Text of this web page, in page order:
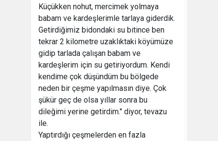
Küçükken nohut, mercimek yolmaya
babam ve kardeşlerimle tarlaya giderdik.
Getirdiğimiz bidondaki su bitince ben
tekrar 2 kilometre uzaklıktaki köyümüze
gidip tarlada çalışan babam ve
kardeşlerim için su getiriyordum. Kendi
kendime çok düşündüm bu bölgede
neden bir çeşme yapılmasın diye. Çok
şükür geç de olsa yıllar sonra bu
dileğimi yerine getirdim." diyor, tevazu
ile.
Yaptırdığı çeşmelerden en fazla